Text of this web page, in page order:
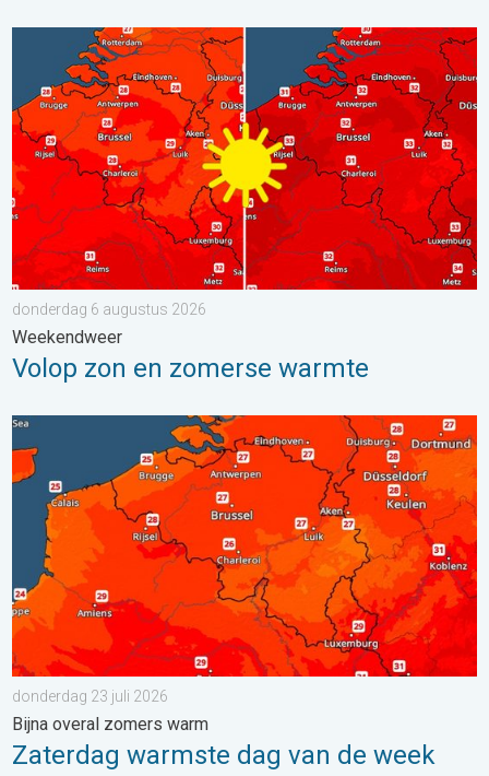
Volop zon en zomerse warmte. Weekendweer. . . donderdag
donderdag 6 augustus 2026
Weekendweer
Volop zon en zomerse warmte
Zaterdag warmste dag van de week. Bijna overal zomers
donderdag 23 juli 2026
Bijna overal zomers warm
Zaterdag warmste dag van de week